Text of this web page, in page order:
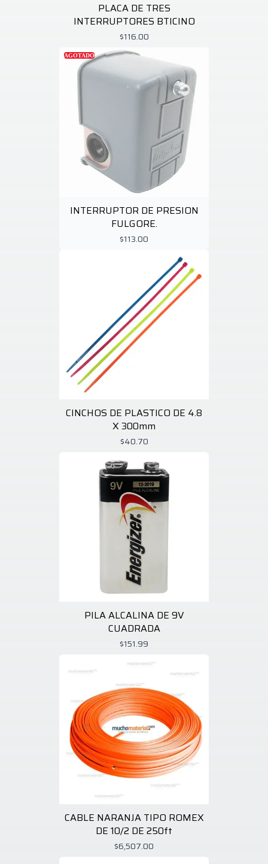
PLACA DE TRES
INTERRUPTORES BTICINO
$116.00
AGOTADO
INTERRUPTOR DE PRESION
FULGORE.
$113.00
CINCHOS DE PLASTICO DE 4.8
X 300mm
$40.70
PILA ALCALINA DE 9V
CUADRADA
$151.99
CABLE NARANJA TIPO ROMEX
DE 10/2 DE 250ft
$6,507.00